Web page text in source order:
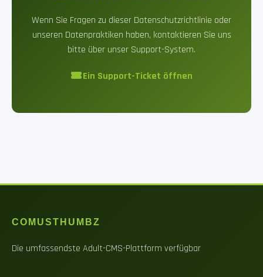
Wenn Sie Fragen zu dieser Datenschutzrichtlinie oder
unseren Datenpraktiken haben, kontaktieren Sie uns
bitte über unser Support-System.
Ein Support-Ticket öffnen
COMUSTHUMBZ
Die umfassendste Adult-CMS-Plattform verfügbar